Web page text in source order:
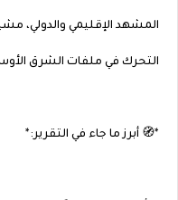
المشهد الإقليمي والدولي،
التحرك في ملفات الشرق
*🧭 أبرز ما جاء في التقرير:*